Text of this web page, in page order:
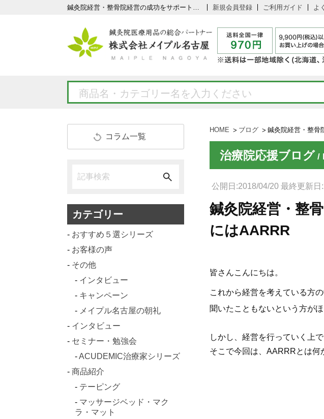
鍼灸院経営・整骨院経営の成功をサポートします。Webの解析にはAARRR 新規会員登録 ご利用ガイド よ
HOME ブログ 鍼灸院経営・整骨
治療院応援ブログ /
公開日:2018/04/20 最終更新日
鍼灸院経営・整
にはAARRR
皆さんこんにちは。
これから経営を考えている方の
聞いたこともないという方が
しかし、経営を行っていく上
そこで今回は、AARRRとは何
コラム一覧
カテゴリー
おすすめ５選シリーズ
お客様の声
その他
インタビュー
キャンペーン
メイプル名古屋の朝礼
インタビュー
セミナー・勉強会
ACUDEMIC治療家シリーズ
商品紹介
テーピング
マッサージベッド・マク
ラ・マット